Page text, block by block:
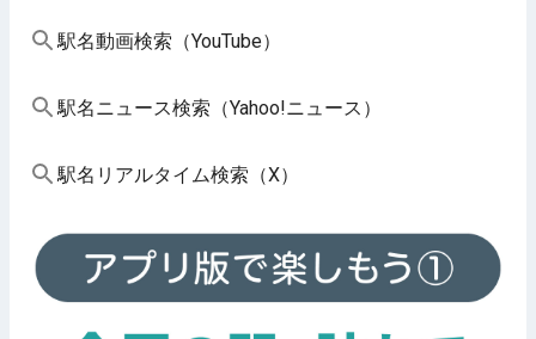
駅名動画検索（YouTube）
駅名ニュース検索（Yahoo!ニュース）
駅名リアルタイム検索（X）